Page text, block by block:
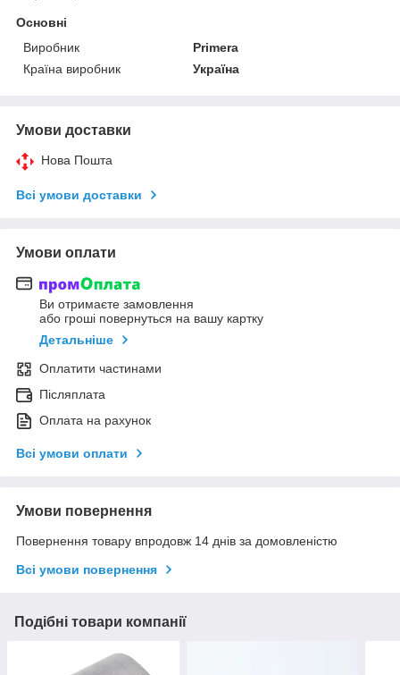
Основні
Виробник
Primera
Країна виробник
Україна
Умови доставки
Нова Пошта
Всі умови доставки
Умови оплати
Ви отримаєте замовлення
або гроші повернуться на вашу картку
Детальніше
Оплатити частинами
Післяплата
Оплата на рахунок
Всі умови оплати
Умови повернення
Повернення товару впродовж 14 днів за домовленістю
Всі умови повернення
Подібні товари компанії